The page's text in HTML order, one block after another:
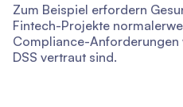
Zum Beispiel erfordern
Fintech-Projekte
Compliance-Anforderungen
DSS vertraut sind.